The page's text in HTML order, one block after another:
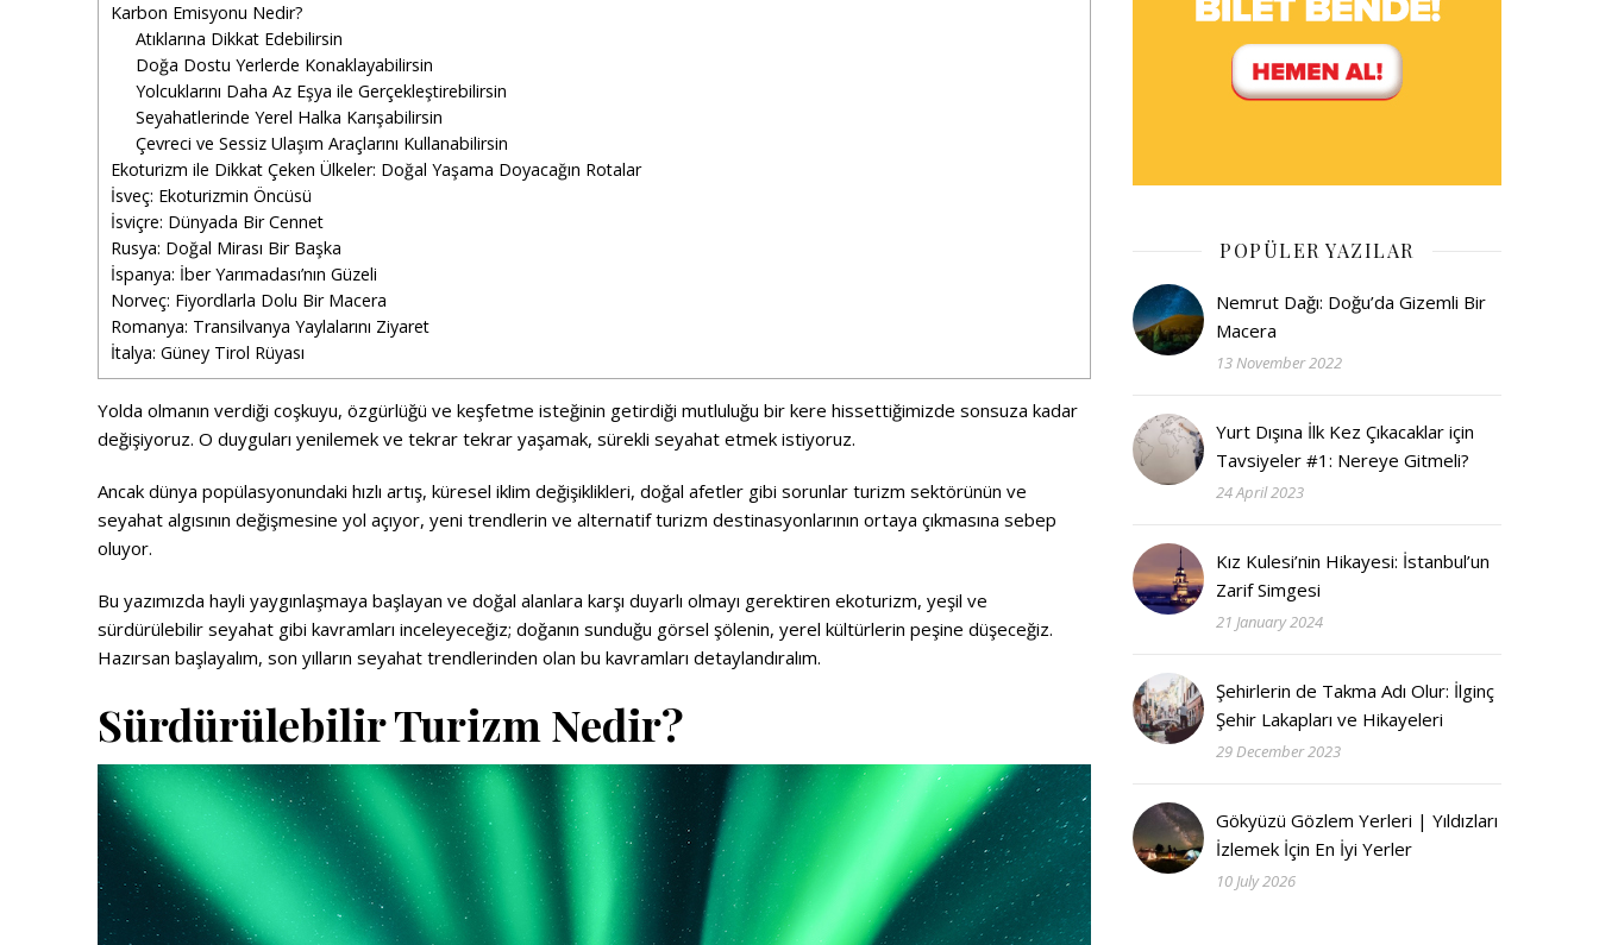
Karbon Emisyonu Nedir?
Atıklarına Dikkat Edebilirsin
Doğa Dostu Yerlerde Konaklayabilirsin
Yolcuklarını Daha Az Eşya ile Gerçekleştirebilirsin
Seyahatlerinde Yerel Halka Karışabilirsin
Çevreci ve Sessiz Ulaşım Araçlarını Kullanabilirsin
Ekoturizm ile Dikkat Çeken Ülkeler: Doğal Yaşama Doyacağın Rotalar
İsveç: Ekoturizmin Öncüsü
İsviçre: Dünyada Bir Cennet
Rusya: Doğal Mirası Bir Başka
İspanya: İber Yarımadası’nın Güzeli
Norveç: Fiyordlarla Dolu Bir Macera
Romanya: Transilvanya Yaylalarını Ziyaret
İtalya: Güney Tirol Rüyası
Yolda olmanın verdiği coşkuyu, özgürlüğü ve keşfetme isteğinin getirdiği mutluluğu bir kere hissettiğimizde sonsuza kadar
değişiyoruz. O duyguları yenilemek ve tekrar tekrar yaşamak, sürekli seyahat etmek istiyoruz.
Ancak dünya popülasyonundaki hızlı artış, küresel iklim değişiklikleri, doğal afetler gibi sorunlar turizm sektörünün ve
seyahat algısının değişmesine yol açıyor, yeni trendlerin ve alternatif turizm destinasyonlarının ortaya çıkmasına sebep
oluyor.
Bu yazımızda hayli yaygınlaşmaya başlayan ve doğal alanlara karşı duyarlı olmayı gerektiren ekoturizm, yeşil ve
sürdürülebilir seyahat gibi kavramları inceleyeceğiz; doğanın sunduğu görsel şölenin, yerel kültürlerin peşine düşeceğiz.
Hazırsan başlayalım, son yılların seyahat trendlerinden olan bu kavramları detaylandıralım.
Sürdürülebilir Turizm Nedir?
POPÜLER YAZILAR
Nemrut Dağı: Doğu’da Gizemli Bir
Macera
13 November 2022
Yurt Dışına İlk Kez Çıkacaklar için
Tavsiyeler #1: Nereye Gitmeli?
24 April 2023
Kız Kulesi’nin Hikayesi: İstanbul’un
Zarif Simgesi
21 January 2024
Şehirlerin de Takma Adı Olur: İlginç
Şehir Lakapları ve Hikayeleri
29 December 2023
Gökyüzü Gözlem Yerleri | Yıldızları
İzlemek İçin En İyi Yerler
10 July 2026